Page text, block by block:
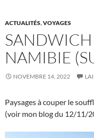
ACTUALITÉS,VOYAGES
NAMIBIE
NOVEMBRE 14, 2022
Paysages à couper le
(voir mon blog du 12/11/